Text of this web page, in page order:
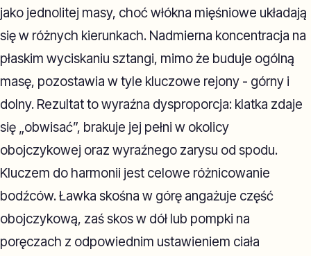
jako jednolitej masy, choć włókna mięśniowe układają
się w różnych kierunkach. Nadmierna koncentracja na
płaskim wyciskaniu sztangi, mimo że buduje ogólną
masę, pozostawia w tyle kluczowe rejony - górny i
dolny. Rezultat to wyraźna dysproporcja: klatka zdaje
się „obwisać”, brakuje jej pełni w okolicy
obojczykowej oraz wyraźnego zarysu od spodu.
Kluczem do harmonii jest celowe różnicowanie
bodźców. Ławka skośna w górę angażuje część
obojczykową, zaś skos w dół lub pompki na
poręczach z odpowiednim ustawieniem ciała